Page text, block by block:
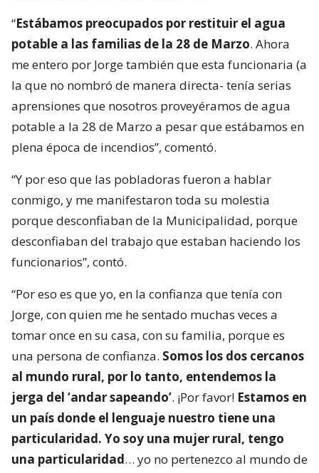
“Estábamos preocupados por restituir el agua
potable a las familias de la 28 de Marzo. Ahora
me entero por Jorge también que esta funcionaria (a
la que no nombró de manera directa- tenía serias
aprensiones que nosotros proveyéramos de agua
potable a la 28 de Marzo a pesar que estábamos en
plena época de incendios”, comentó.
“Y por eso que las pobladoras fueron a hablar
conmigo, y me manifestaron toda su molestia
porque desconfiaban de la Municipalidad, porque
desconfiaban del trabajo que estaban haciendo los
funcionarios”, contó.
“Por eso es que yo, en la confianza que tenía con
Jorge, con quien me he sentado muchas veces a
tomar once en su casa, con su familia, porque es
una persona de confianza. Somos los dos cercanos
al mundo rural, por lo tanto, entendemos la
jerga del ‘andar sapeando’. ¡Por favor! Estamos en
un país donde el lenguaje nuestro tiene una
particularidad. Yo soy una mujer rural, tengo
una particularidad… yo no pertenezco al mundo de